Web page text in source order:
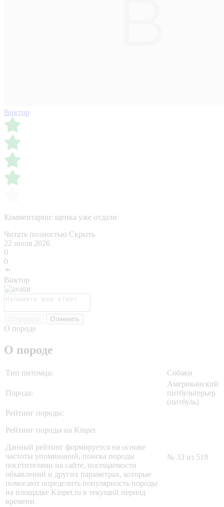
Виктор
Комментарии: щенка уже отдали
Читать полностью Скрыть
22 июля 2026
0
0
Виктор
Отменить
О породе
О породе
Тип питомца: Собаки
Порода:
Американский
питбультерьер
(питбуль)
Рейтинг породы:
Рейтинг породы на Kinpet
Данный рейтинг формируется на основе
частоты упоминаний, поиска породы
посетителями на сайте, посещаемости
объявлений и других параметрах, которые
помогают определить популярность породы
на площадке Kinpet.ru в текущий период
времени.
№ 33 из 519